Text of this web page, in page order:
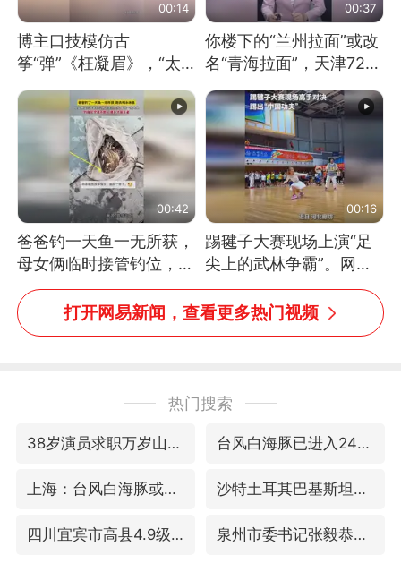
00:14
博主口技模仿古
筝“弹”《枉凝眉》，“太
吗？”“或将成为首位考级
不带古筝的选手。”（来
源：新华每日电讯）
00:37
你楼下的“兰州拉面”或改
名“青海拉面”，天津72家
00:42
爸爸钓一天鱼一无所获，
母女俩临时接管钓位，用
玩具鱼竿钓上大鱼
00:16
踢毽子大赛现场上演“足
尖上的武林争霸”。网
友：这哪是踢毽子，分明
是武侠片现场！#睡个好
打开网易新闻，查看更多热门视频
热门搜索
38岁演员求职万岁山NPC成功 台风白海豚已进入24小时警戒线
上海：台风白海豚或将带来龙卷风 沙特土耳其巴基斯坦签署共同防务协议
四川宜宾市高县4.9级地震致1人死亡 泉州市委书记张毅恭被查